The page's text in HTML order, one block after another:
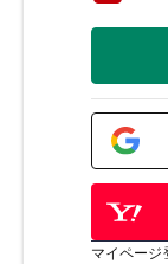
マイペー